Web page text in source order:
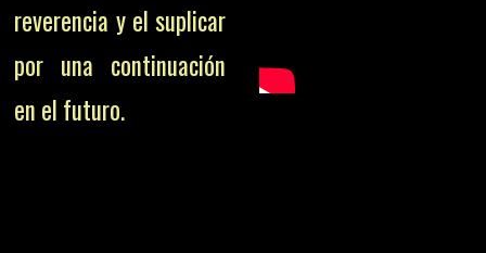
reverencia y el suplicar
por una continuación
en el futuro.